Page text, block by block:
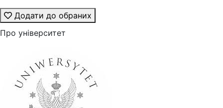
Додати до обраних
Про університет